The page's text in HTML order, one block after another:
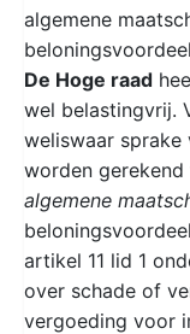
algemene
De Hoge raad
wel belastingvrij.
weliswaar sprake
worden
algemene
artikel 11 lid 1
over schade of
vergoeding voor